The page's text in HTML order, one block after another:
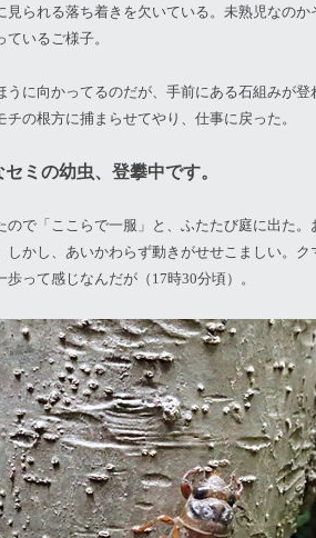
見られる落ち着きを欠いている。未熟児なのか
いるご様子。
うに向かってるのだが、手前にある石組みが
の根方に捕まらせてやり、仕事に戻った。
セミの幼虫、登攀中です。
ので「ここらで一服」と、ふたたび庭に出た。
しかし、あいかわらず動きがせせこましい。
歩って感じなんだが（17時30分頃）。